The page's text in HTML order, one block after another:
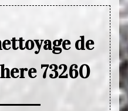
de
73260